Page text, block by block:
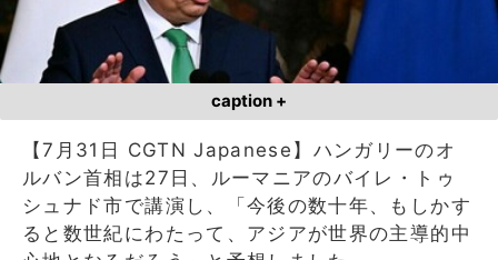
caption +
【7月31日 CGTN Japanese】ハンガリーのオ
ルバン首相は27日、ルーマニアのバイレ・トゥ
シュナド市で講演し、「今後の数十年、もしかす
ると数世紀にわたって、アジアが世界の主導的中